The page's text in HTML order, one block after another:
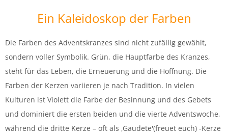
Ein Kaleidoskop der Farben
Die Farben des Adventskranzes sind nicht zufällig gewählt,
sondern voller Symbolik. Grün, die Hauptfarbe des Kranzes,
steht für das Leben, die Erneuerung und die Hoffnung. Die
Farben der Kerzen variieren je nach Tradition. In vielen
Kulturen ist Violett die Farbe der Besinnung und des Gebets
und dominiert die ersten beiden und die vierte Adventswoche,
während die dritte Kerze – oft als ‚Gaudete'(freuet euch) -Kerze